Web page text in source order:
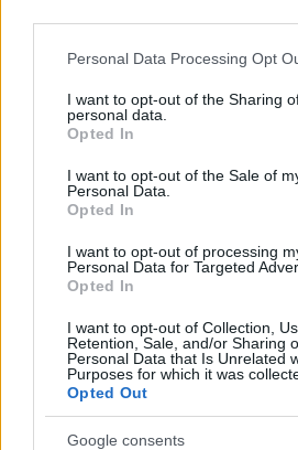
Please note that this website/app
not limited to your visit or usage
grant or deny consent to Google and
use your data for below specified
consent section.
Personal Data Processing Opt
I want to opt-out of the Sharing
personal data.
Opted In
I want to opt-out of the Sale of
Personal Data.
Opted In
I want to opt-out of processing
Personal Data for Targeted
Opted In
I want to opt-out of Collection,
Retention, Sale, and/or Sharing
Personal Data that Is Unrelated
Purposes for which it was
Opted Out
Google consents